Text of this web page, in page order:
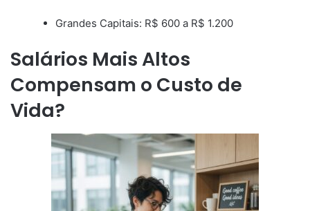
Grandes Capitais: R$ 600 a R$ 1.200
Salários Mais Altos
Compensam o Custo de
Vida?